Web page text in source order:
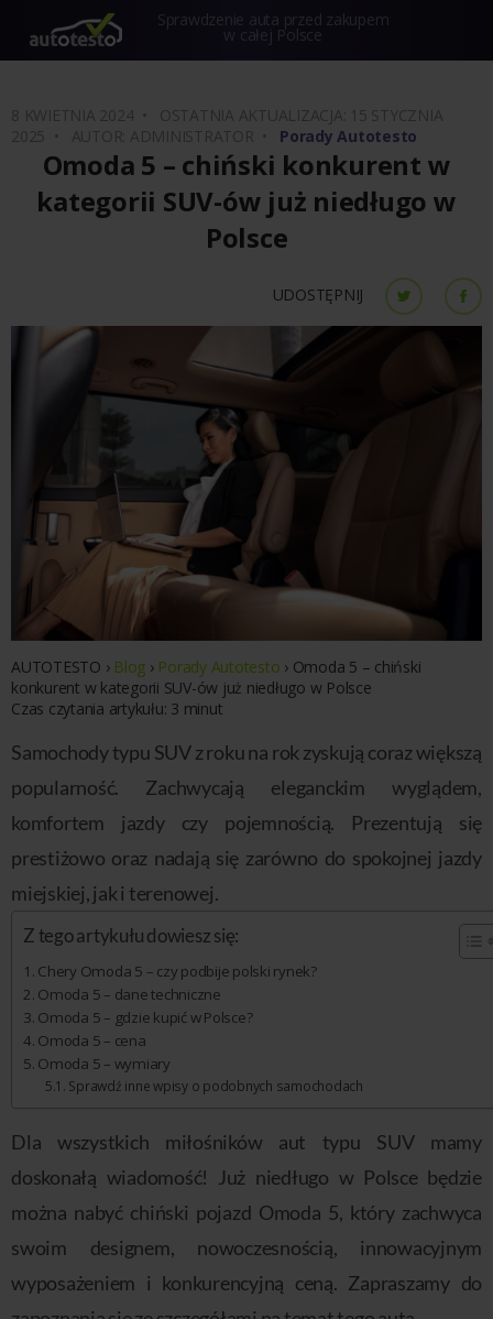
Sprawdzenie auta przed zakupem
w całej Polsce
8 KWIETNIA 2024 •
OSTATNIA AKTUALIZACJA: 15 STYCZNIA
2025 •
AUTOR: ADMINISTRATOR • Porady Autotesto
Omoda 5 – chiński konkurent w
kategorii SUV-ów już niedługo w
Polsce
UDOSTĘPNIJ
AUTOTESTO › Blog › Porady Autotesto ›Omoda 5 – chiński
konkurent w kategorii SUV-ów już niedługo w Polsce
Czas czytania artykułu: 3 minut
Samochody typu SUV z roku na rok zyskują coraz większą
popularność. Zachwycają eleganckim wyglądem,
komfortem jazdy czy pojemnością. Prezentują się
prestiżowo oraz nadają się zarówno do spokojnej jazdy
miejskiej, jak i terenowej.
Z tego artykułu dowiesz się:
Chery Omoda 5 – czy podbije polski rynek?
Omoda 5 – dane techniczne
Omoda 5 – gdzie kupić w Polsce?
Omoda 5 – cena
Omoda 5 – wymiary
Sprawdź inne wpisy o podobnych samochodach
Dla wszystkich miłośników aut typu SUV mamy
doskonałą wiadomość! Już niedługo w Polsce będzie
można nabyć chiński pojazd Omoda 5, który zachwyca
swoim designem, nowoczesnością, innowacyjnym
wyposażeniem i konkurencyjną ceną. Zapraszamy do